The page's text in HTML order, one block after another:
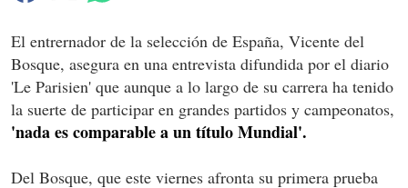
El entrernador de la selección de España, Vicente del
Bosque, asegura en una entrevista difundida por el diario
'Le Parisien' que aunque a lo largo de su carrera ha tenido
la suerte de participar en grandes partidos y campeonatos,
'nada es comparable a un título Mundial'.
Del Bosque, que este viernes afronta su primera prueba